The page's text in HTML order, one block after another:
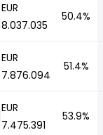
EUR
8.037.035
50.4%
EUR
7.876.094
51.4%
EUR
7.475.391
53.9%